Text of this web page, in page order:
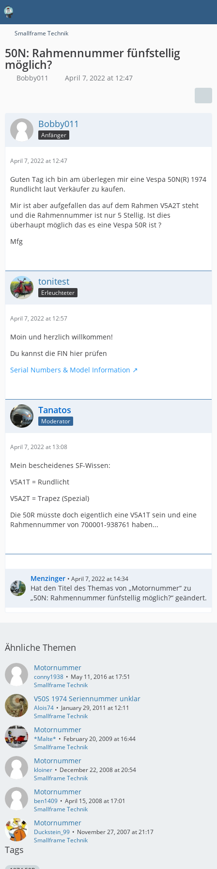
Smallframe Technik
50N: Rahmennummer fünfstellig
möglich?
Bobby011 April 7, 2022 at 12:47
Bobby011
Anfänger
April 7, 2022 at 12:47
Guten Tag ich bin am überlegen mir eine Vespa 50N(R) 1974
Rundlicht laut Verkäufer zu kaufen.
Mir ist aber aufgefallen das auf dem Rahmen V5A2T steht
und die Rahmennummer ist nur 5 Stellig. Ist dies
überhaupt möglich das es eine Vespa 50R ist ?
Mfg
tonitest
Erleuchteter
April 7, 2022 at 12:57
Moin und herzlich willkommen!
Du kannst die FIN hier prüfen
Serial Numbers & Model Information
Tanatos
Moderator
April 7, 2022 at 13:08
Mein bescheidenes SF-Wissen:
V5A1T = Rundlicht
V5A2T = Trapez (Spezial)
Die 50R müsste doch eigentlich eine V5A1T sein und eine
Rahmennummer von 700001-938761 haben...
Menzinger April 7, 2022 at 14:34
Hat den Titel des Themas von „Motornummer“ zu
„50N: Rahmennummer fünfstellig möglich?“ geändert.
Ähnliche Themen
Motornummer
conny1938
May 11, 2016 at 17:51
Smallframe Technik
V50S 1974 Seriennummer unklar
Alois74
January 29, 2011 at 12:11
Smallframe Technik
Motornummer
*Malte*
February 20, 2009 at 16:44
Smallframe Technik
Motornummer
kloiner
December 22, 2008 at 20:54
Smallframe Technik
Motornummer
ben1409
April 15, 2008 at 17:01
Smallframe Technik
Motornummer
Duckstein_99
November 27, 2007 at 21:17
Smallframe Technik
Tags